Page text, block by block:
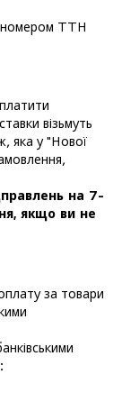
ТТН
візьмуть
яка у "Нової
на 7-
якщо ви не
за товари